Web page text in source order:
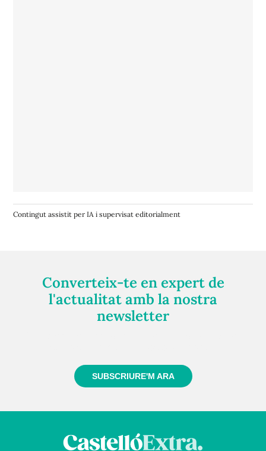
Contingut assistit per IA i supervisat editorialment
Converteix-te en expert de
l'actualitat amb la nostra
newsletter
SUBSCRIURE'M ARA